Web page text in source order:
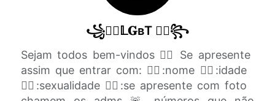
꧁🏳️‍🌈𝕃𝐆ʙT 🏳️‍🌈꧂
Sejam todos bem-vindos 🏳️‍🌈 Se apresente
assim que entrar com: 🏳️‍🌈:nome 🏳️‍🌈:idade
🏳️‍🌈:sexualidade 🏳️‍🌈:se apresente com foto